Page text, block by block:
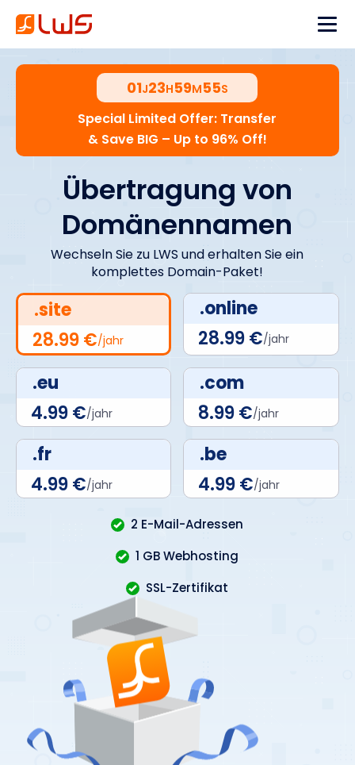
01J23H59M54S
Special Limited Offer: Transfer
& Save BIG – Up to 96% Off!
Übertragung von
Domänennamen
Wechseln Sie zu LWS und erhalten Sie ein
komplettes Domain-Paket!
.site
28.99 €/jahr
.online
28.99 €/jahr
.eu
4.99 €/jahr
.com
8.99 €/jahr
.fr
4.99 €/jahr
.be
4.99 €/jahr
2 E-Mail-Adressen
1 GB Webhosting
SSL-Zertifikat